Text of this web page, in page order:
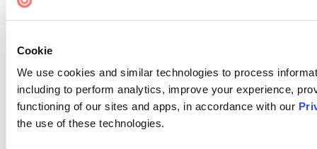
Cookie
We use cookies and similar technologies to process
including to perform analytics, improve your experience,
functioning of our sites and apps, in accordance with our
the use of these technologies.